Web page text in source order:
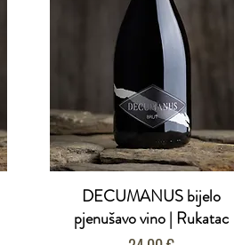
DECUMANUS bijelo
pjenušavo vino | Rukatac